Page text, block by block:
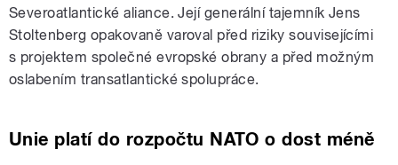
Severoatlantické aliance. Její generální tajemník Jens
Stoltenberg opakovaně varoval před riziky souvisejícími
s projektem společné evropské obrany a před možným
oslabením transatlantické spolupráce.
Unie platí do rozpočtu NATO o dost méně